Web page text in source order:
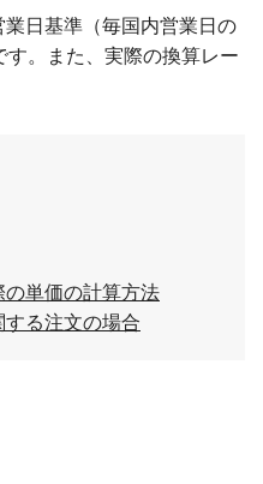
日基準（毎国内営業日の
す。また、実際の換算レー
単価の計算方法
る注文の場合